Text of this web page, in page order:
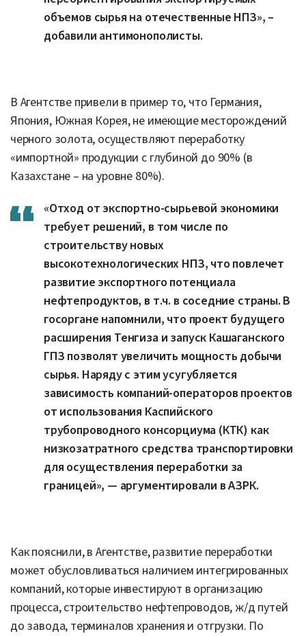
объемов сырья на отечественные НПЗ», –
добавили антимонополисты.
В Агентстве привели в пример то, что Германия,
Япония, Южная Корея, не имеющие месторождений
черного золота, осуществляют переработку
«импортной» продукции с глубиной до 90% (в
Казахстане – на уровне 80%).
«Отход от экспортно-сырьевой экономики
требует решений, в том числе по
строительству новых
высокотехнологических НПЗ, что повлечет
развитие экспортного потенциала
нефтепродуктов, в т.ч. в соседние страны. В
госоргане напомнили, что проект будущего
расширения Тенгиза и запуск Кашаганского
ГПЗ позволят увеличить мощность добычи
сырья. Наряду с этим усугубляется
зависимость компаний-операторов проектов
от использования Каспийского
трубопроводного консорциума (КТК) как
низкозатратного средства транспортировки
для осуществления переработки за
границей», — аргументировали в АЗРК.
Как пояснили, в Агентстве, развитие переработки
может обусловливаться наличием интегрированных
компаний, которые инвестируют в организацию
процесса, строительство нефтепроводов, ж/д путей
до завода, терминалов хранения и отгрузки. По